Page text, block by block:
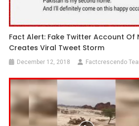
Fact Alert: Fake Twitter Account Of
Creates Viral Tweet Storm
December 12, 2018 Factcrescendo